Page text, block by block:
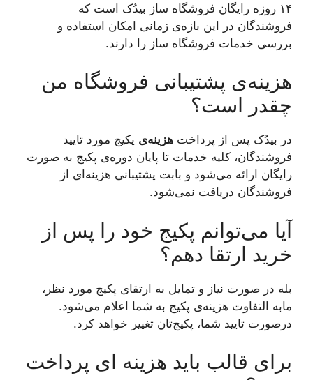
۱۴ روزه رایگان فروشگاه ساز بیدُک است که
فروشندگان در این بازه‌ی زمانی امکان استفاده و
بررسی خدمات فروشگاه ساز را دارند.
هزینه‌ی پشتیبانی فروشگاه من
چقدر است؟
در بیدُک پس از پرداخت هزینه‌ی پکیج مورد تایید
فروشندگان، کلیه خدمات تا پایان دوره‌ی پکیج به صورت
رایگان ارائه می‌شود و بابت پشتیبانی هزینه‌ای از
فروشندگان دریافت نمی‌شود.
آیا می‌توانم پکیج خود را پس از
خرید ارتقا دهم؟
بله در صورت نیاز و تمایل به ارتقای پکیج مورد نظر،
مابه التفاوت هزینه‌ی پکیج به شما اعلام می‌شود.
درصورت تایید شما، پکیج‌تان تغییر خواهد کرد.
برای قالب باید هزینه ای پرداخت